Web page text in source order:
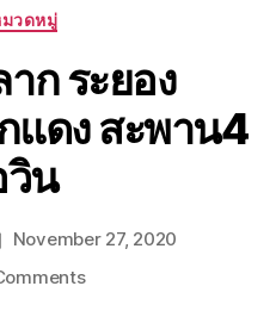
ลาก
รถ
สไลด์
ชลบุรี
24
ชั่วโมง
ติดต่อ
0802220366
Categories
วดหมู่
ก ระยอง
แดง สะพาน4
น
November 27, 2020
on